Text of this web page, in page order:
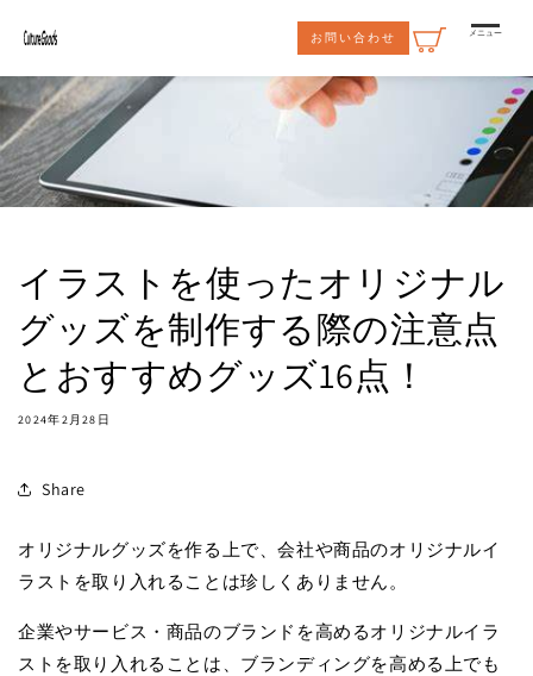
ンツに
進む
お問い合わせ メニュー
イラストを使ったオリジナル
グッズを制作する際の注意点
とおすすめグッズ16点！
2024年2月28日
Share
オリジナルグッズを作る上で、会社や商品のオリジナルイ
ラストを取り入れることは珍しくありません。
企業やサービス・商品のブランドを高めるオリジナルイラ
ストを取り入れることは、ブランディングを高める上でも